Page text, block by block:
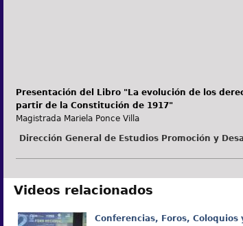
Presentación del Libro "La evolución de los
partir de la Constitución de 1917"
Magistrada Mariela Ponce Villa
Dirección General de Estudios Promoción y
Videos relacionados
Conferencias, Foros, Coloquios